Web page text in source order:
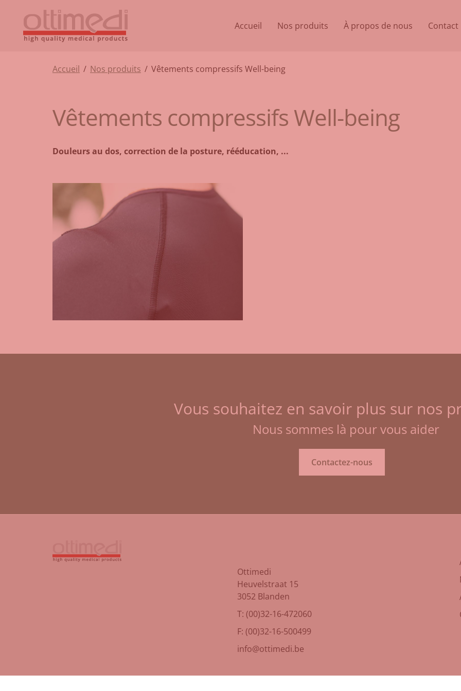
Accueil Nos produits À propos de nous Contact
Accueil / Nos produits / Vêtements compressifs Well-being
Vêtements compressifs Well-being
Douleurs au dos, correction de la posture, rééducation, ...
Vous souhaitez en savoir plus sur nos
Nous sommes là pour vous aider
Contactez-nous
Ottimedi
Heuvelstraat 15
3052 Blanden
T: (00)32-16-472060
F: (00)32-16-500499
info@ottimedi.be